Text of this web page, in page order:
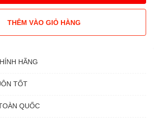
THÊM VÀO GIỎ HÀNG
HÃNG
TỐT
QUỐC